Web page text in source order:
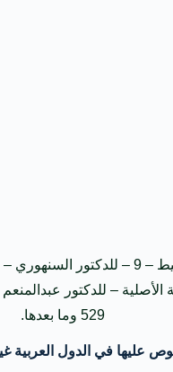
529 وما بعدها.
عليها في الدول العربية